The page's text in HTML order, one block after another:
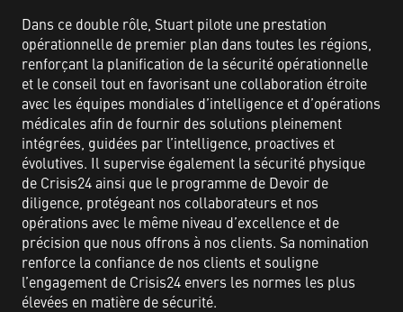
Dans ce double rôle, Stuart pilote une prestation
opérationnelle de premier plan dans toutes les régions,
renforçant la planification de la sécurité opérationnelle
et le conseil tout en favorisant une collaboration étroite
avec les équipes mondiales d’intelligence et d’opérations
médicales afin de fournir des solutions pleinement
intégrées, guidées par l’intelligence, proactives et
évolutives. Il supervise également la sécurité physique
de Crisis24 ainsi que le programme de Devoir de
diligence, protégeant nos collaborateurs et nos
opérations avec le même niveau d’excellence et de
précision que nous offrons à nos clients. Sa nomination
renforce la confiance de nos clients et souligne
l’engagement de Crisis24 envers les normes les plus
élevées en matière de sécurité.